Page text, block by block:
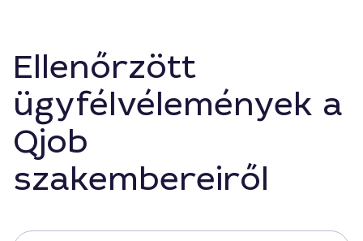
Ellenőrzött
ügyfélvélemények a
Qjob
szakembereiről